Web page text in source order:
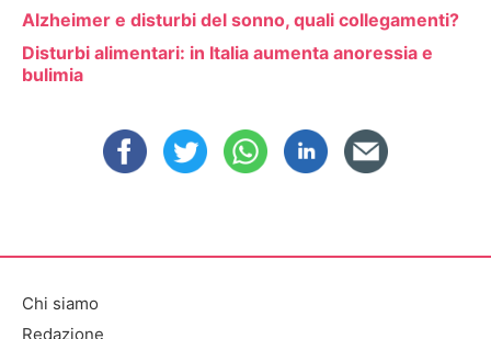
Alzheimer e disturbi del sonno, quali collegamenti?
Disturbi alimentari: in Italia aumenta anoressia e
bulimia
Chi siamo
Redazione